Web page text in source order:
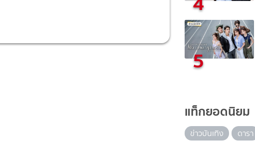
5
แท็กยอดนิยม
ข่าวบันเทิง ดารา